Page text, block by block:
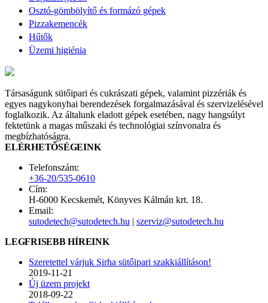
Osztó-gömbölyítő és formázó gépek
Pizzakemencék
Hűtők
Üzemi higiénia
Társaságunk sütőipari és cukrászati gépek, valamint pizzériák és
egyes nagykonyhai berendezések forgalmazásával és szervizelésével
foglalkozik. Az általunk eladott gépek esetében, nagy hangsúlyt
fektetünk a magas műszaki és technológiai színvonalra és
megbízhatóságra.
ELÉRHETŐSÉGEINK
Telefonszám:
+36-20/535-0610
Cím:
H-6000 Kecskemét, Könyves Kálmán krt. 18.
Email:
sutodetech@sutodetech.hu | szerviz@sutodetech.hu
LEGFRISEBB HÍREINK
Szeretettel várjuk Sirha sütőipari szakkiállításon!
2019-11-21
Új üzem projekt
2018-09-22